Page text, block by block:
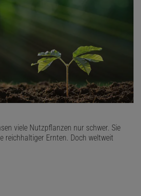
viele Nutzpflanzen nur schwer. Sie
reichhaltiger Ernten. Doch weltweit